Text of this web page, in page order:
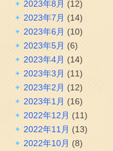
2023年8月 (12)
2023年7月 (14)
2023年6月 (10)
2023年5月 (6)
2023年4月 (14)
2023年3月 (11)
2023年2月 (12)
2023年1月 (16)
2022年12月 (11)
2022年11月 (13)
2022年10月 (8)